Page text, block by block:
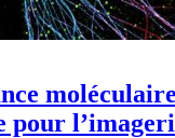
pour